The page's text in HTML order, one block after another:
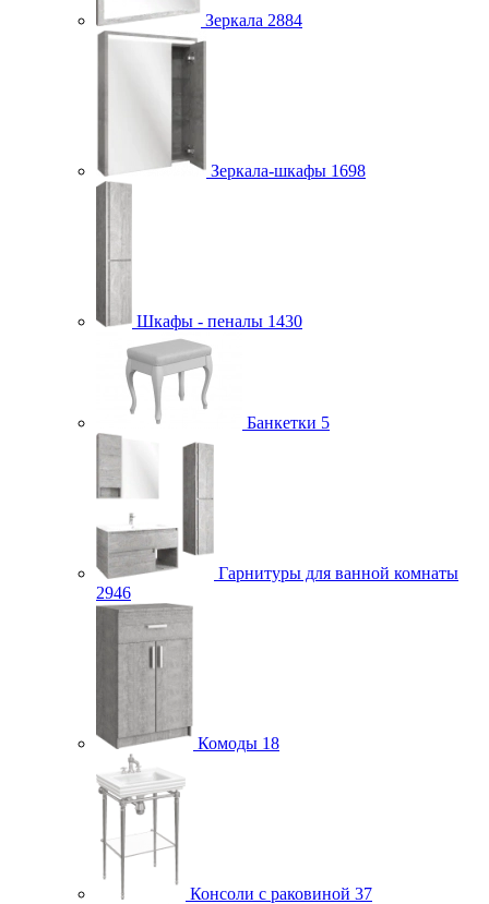
Зеркала 2884
Зеркала-шкафы 1698
Шкафы - пеналы 1430
Банкетки 5
Гарнитуры для ванной комнаты
2946
Комоды 18
Консоли с раковиной 37